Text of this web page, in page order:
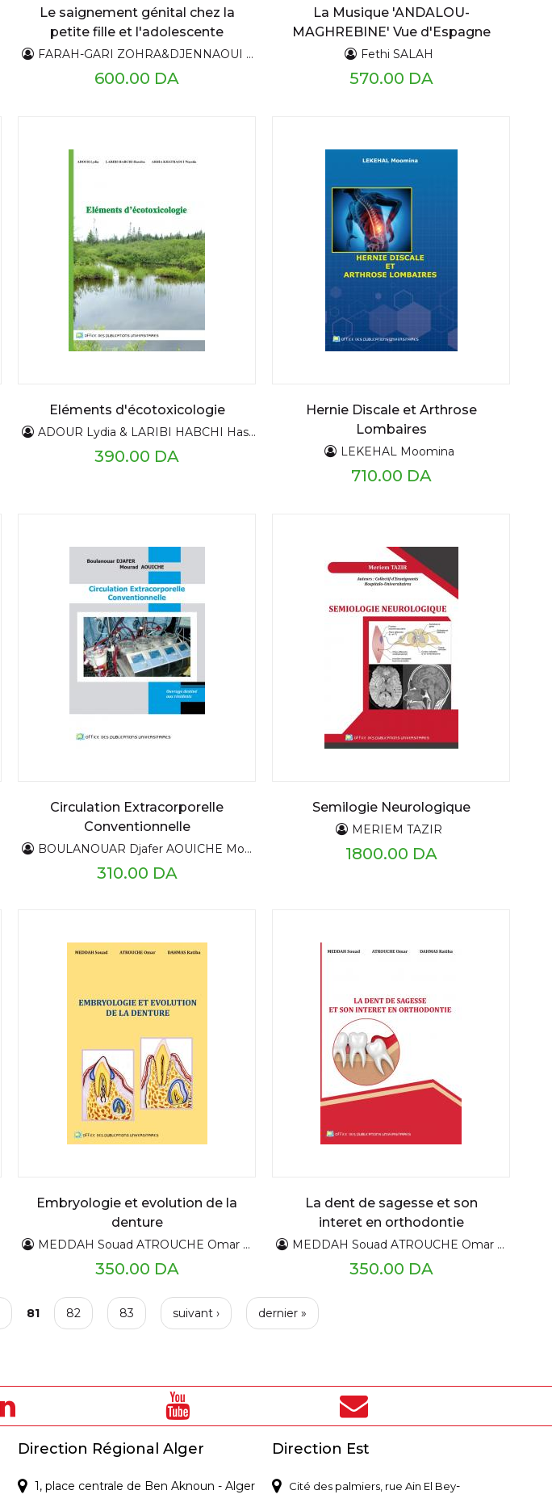
Le saignement génital chez la
petite fille et l'adolescente
FARAH-GARI ZOHRA&DJENNAOUI TAHAR
600.00 DA
La Musique 'ANDALOU-
MAGHREBINE' Vue d'Espagne
Fethi SALAH
570.00 DA
Eléments d'écotoxicologie
ADOUR Lydia & LARIBI HABCHI Hassiba & ARBIA KHATRAOUI Wassila
390.00 DA
Hernie Discale et Arthrose
Lombaires
LEKEHAL Moomina
710.00 DA
Circulation Extracorporelle
Conventionnelle
BOULANOUAR Djafer AOUICHE Mourad
310.00 DA
Semilogie Neurologique
MERIEM TAZIR
1800.00 DA
Embryologie et evolution de la
denture
MEDDAH Souad ATROUCHE Omar DAHMAS Ratiba
350.00 DA
La dent de sagesse et son
interet en orthodontie
MEDDAH Souad ATROUCHE Omar DAHMAS Ratiba
350.00 DA
81 82 83 suivant › dernier »
Direction Régional Alger
1, place centrale de Ben Aknoun - Alger
Direction Est
Cité des palmiers, rue Ain El Bey-